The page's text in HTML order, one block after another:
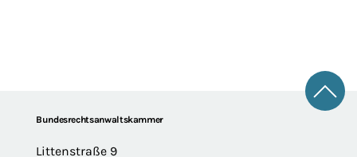
FooterBundesrechtsanwaltskammer
Littenstraße 9